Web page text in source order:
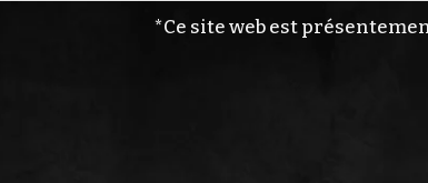
*Ce site web est